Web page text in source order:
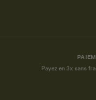
Payez en 3x sans